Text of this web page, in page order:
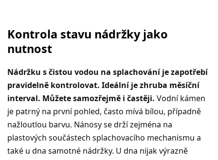
Kontrola stavu nádržky jako
nutnost
Nádržku s čistou vodou na splachování je zapotřebí
pravidelně kontrolovat. Ideální je zhruba měsíční
interval. Můžete samozřejmě i častěji. Vodní kámen
je patrný na první pohled, často mívá bílou, případně
nažloutlou barvu. Nánosy se drží zejména na
plastových součástech splachovacího mechanismu a
také u dna samotné nádržky. U dna nijak výrazně